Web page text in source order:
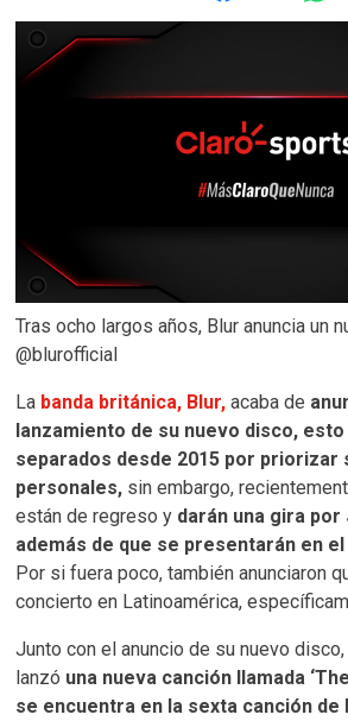
Tras ocho largos años, Blur anuncia un
@blurofficial
La banda británica, Blur, acaba de
lanzamiento de su nuevo disco,
separados desde 2015 por priorizar
personales, sin embargo,
están de regreso y darán una gira por
además de que se presentarán en el
Por si fuera poco, también anunciaron
concierto en Latinoamérica,
Junto con el anuncio de su nuevo
lanzó una nueva canción llamada
se encuentra en la sexta canción de